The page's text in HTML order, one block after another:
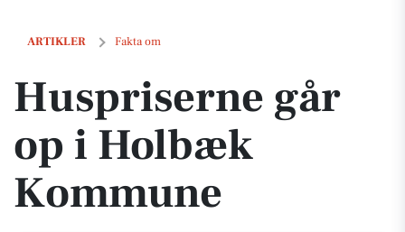
ARTIKLER Fakta om
Huspriserne går op i Holbæk Kommune
Huspriserne går
op i Holbæk
Kommune